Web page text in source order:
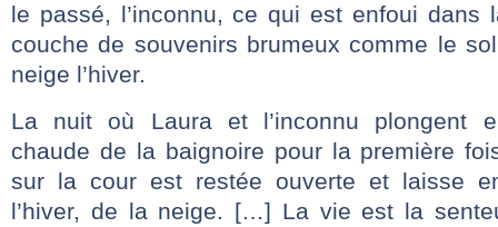
le passé, l’inconnu, ce qui est enfoui dans
couche de souvenirs brumeux comme le
neige l’hiver.
La nuit où Laura et l’inconnu plongent
chaude de la baignoire pour la première
sur la cour est restée ouverte et laisse
l’hiver, de la neige. […] La vie est la